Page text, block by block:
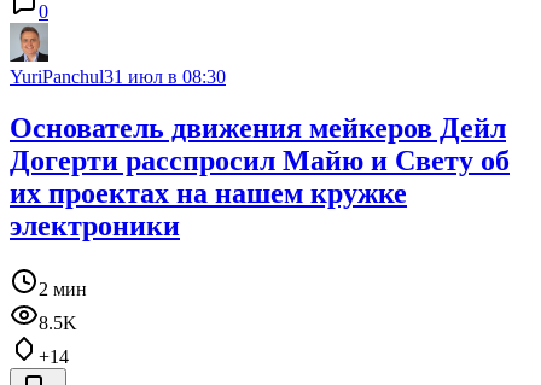
0
YuriPanchul31 июл в 08:30
Основатель движения мейкеров Дейл
Догерти расспросил Майю и Свету об
их проектах на нашем кружке
электроники
2 мин
8.5K
+14